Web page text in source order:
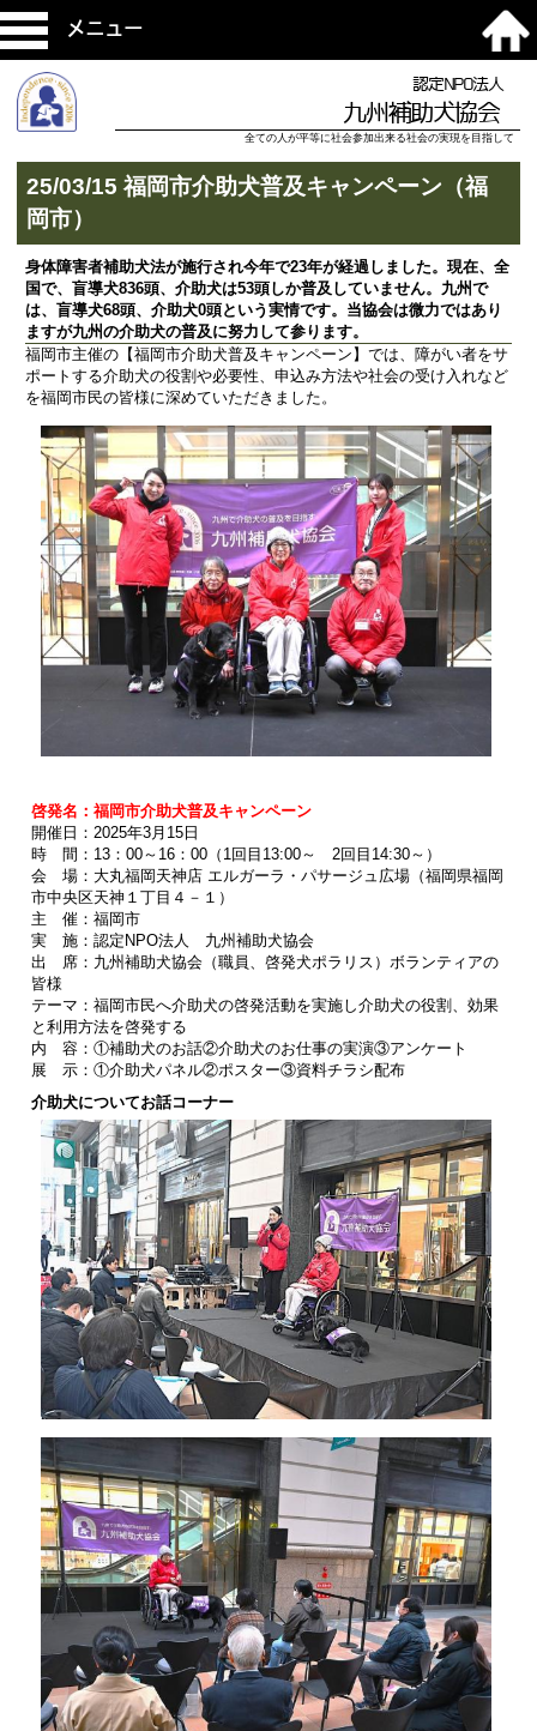
メニュー
認定NPO法人
九州補助犬協会
全ての人が平等に社会参加出来る社会の実現を目指して
25/03/15 福岡市介助犬普及キャンペーン（福
岡市）
身体障害者補助犬法が施行され今年で23年が経過しました。現在、全
国で、盲導犬836頭、介助犬は53頭しか普及していません。九州で
は、盲導犬68頭、介助犬0頭という実情です。当協会は微力ではあり
ますが九州の介助犬の普及に努力して参ります。
福岡市主催の【福岡市介助犬普及キャンペーン】では、障がい者をサ
ポートする介助犬の役割や必要性、申込み方法や社会の受け入れなど
を福岡市民の皆様に深めていただきました。
啓発名：福岡市介助犬普及キャンペーン
開催日：2025年3月15日
時 間：13：00～16：00（1回目13:00～ 2回目14:30～）
会 場：大丸福岡天神店 エルガーラ・パサージュ広場（福岡県福岡
市中央区天神１丁目４－１）
主 催：福岡市
実 施：認定NPO法人 九州補助犬協会
出 席：九州補助犬協会（職員、啓発犬ポラリス）ボランティアの
皆様
テーマ：福岡市民へ介助犬の啓発活動を実施し介助犬の役割、効果
と利用方法を啓発する
内 容：①補助犬のお話②介助犬のお仕事の実演③アンケート
展 示：①介助犬パネル②ポスター③資料チラシ配布
介助犬についてお話コーナー